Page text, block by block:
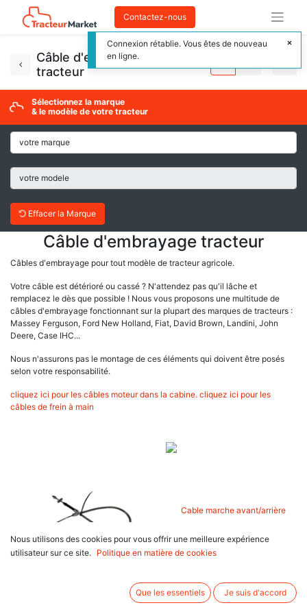
Contactez-nous
Câble d'embrayage
tracteur
Sélectionnez la marque
& le modèle de votre tracteur
Effacer la Marque
Câble d'embrayage tracteur
Câbles d'embrayage pour tout modèle de tracteur agricole.
Votre câble est détérioré ou cassé ? N'attendez pas qu'il lâche et
remplacez le dès que possible ! Nous vous proposons une multitude de
câbles d'embrayage fonctionnant sur la plupart des marques de tracteurs :
Massey Ferguson, Ford New Holland, Fiat, David Brown, Landini, John
Deere, Case IHC...
Nous n'assurons pas le montage de ces éléments qui doivent être posés
selon votre responsabilité.
cliquez ici pour les câbles moteur dans la cabine. cliquez ici pour les
câbles de frein à main
Cable marche avant/arrière pour
Fiat Série M M135
Nous utilisons des cookies pour vous offrir une meilleure expérience
utilisateur sur ce site.
Politique en matière de cookies
Que les essentiels Je suis d'accord
Connexion rétablie. Vous êtes de nouveau
en ligne.